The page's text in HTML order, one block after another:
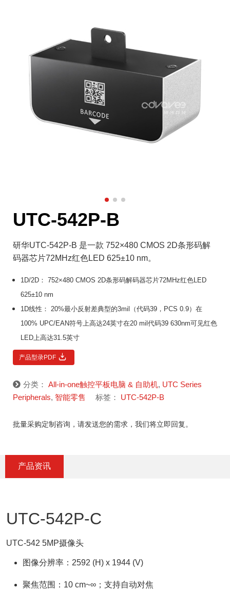
UTC-542P-B
研华UTC-542P-B 是一款 752×480 CMOS 2D条形码解
码器芯片72MHz红色LED 625±10 nm。
1D/2D： 752×480 CMOS 2D条形码解码器芯片72MHz红色LED
625±10 nm
1D线性： 20%最小反射差典型的3mil（代码39，PCS 0.9）在
100% UPC/EAN符号上高达24英寸在20 mil代码39 630nm可见红色
LED上高达31.5英寸
产品型录PDF
分类： All-in-one触控平板电脑 & 自助机, UTC Series
Peripherals, 智能零售 标签： UTC-542P-B
批量采购定制咨询，请发送您的需求，我们将立即回复。
产品资讯
UTC-542P-C
UTC-542 5MP摄像头
图像分辨率：2592 (H) x 1944 (V)
聚焦范围：10 cm~∞；支持自动对焦